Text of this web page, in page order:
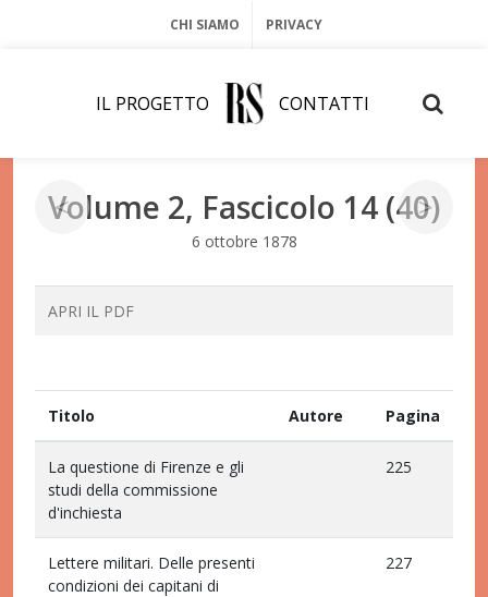
CHI SIAMO PRIVACY
IL PROGETTO CONTATTI
Volume 2, Fascicolo 14 (40)
6 ottobre 1878
APRI IL PDF
Titolo Autore Pagina
La questione di Firenze e gli
studi della commissione
d'inchiesta
225
Lettere militari. Delle presenti
condizioni dei capitani di
227
< >